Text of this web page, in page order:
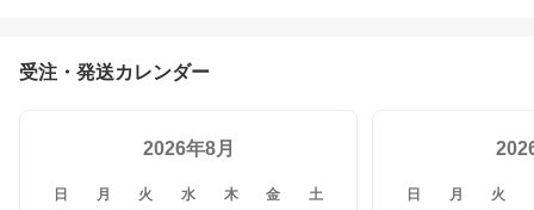
受注・発送カレンダー
2026年8月
日 月 火 水 木 金 土 日 月 火